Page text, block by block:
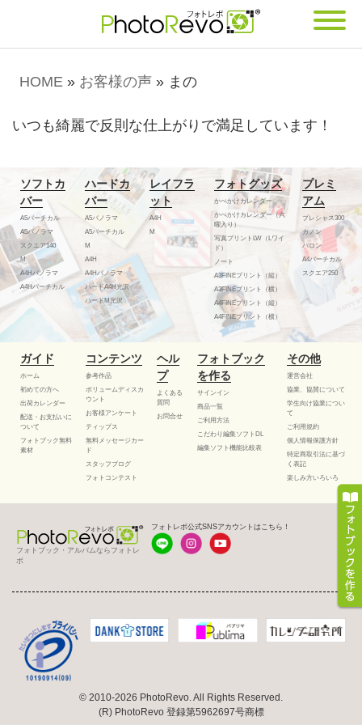
HOME » お客様の声 » まの
いつも綺麗で反則な仕上がりで満足しています！
ソフトカ
バー
A5バーチカル
A5パノラマ
スクエア140
M
A4Hパノラマ
A4Hバーチカル
ハードカ
バー
A5パノラマ
A5バーチカル
M
A4H
A4Hパノラマ
ハードA4H光沢
ハードM光沢
レイフラ
ット
A4H
M
フォトグッズ
かべかけカレンダー
かべかけカレンダー（六
曜入り）
写真プリントLW（Lワイ
ド）
ノート
A3FINEプリント（縦）
A3FINEプリント（横）
A4FINEプリント（縦）
A4FINEプリント（横）
プレミ
アム
プレシャス300
カノン
バロン
A4バーチカル
スクエア250
ガイド
ホーム
初めての方へ
出荷カレンダー
配送・お支払いに
ついて
フォトブック無料
素材
コンテンツ
参考作品
ボリュームディスカ
ウント
お客様アンケート
ティップス
無料メッセージカー
ド
スタッフブログ
フォトコンテスト
ヘル
プ
よくある
質問
お問合せ
フォトブック
を作る
サインイン
商品一覧
ご利用方法
こだわり編集ソフトDL
編集ソフト機能比較表
その他
運営会社
協業、協賛について
学生向け協業につい
て
ご利用規約
個人情報保護方針
特定商取引法に基づ
く表記
楽しみ方いろいろ
フォトブック・アルバムならフォトレ
ボ
フォトレボ公式SNSアカウントはこちら！
© 2010-2026 PhotoRevo. All Rights Reserved.
(R) PhotoRevo 登録第5962697号商標